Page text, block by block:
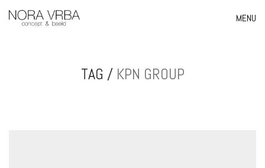
MENU
TAG / KPN GROUP